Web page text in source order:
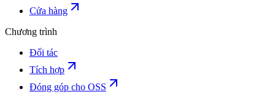
Cửa hàng
Chương trình
Đối tác
Tích hợp
Đóng góp cho OSS